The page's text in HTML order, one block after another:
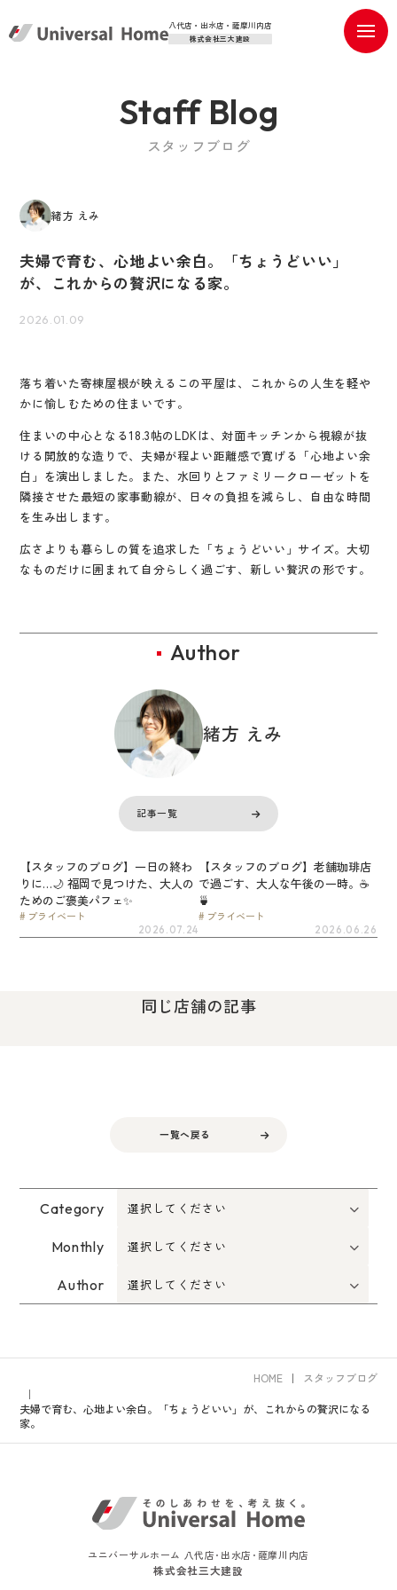
八代店・出水店・薩摩川内店
株式会社三大建設
Staff Blog
スタッフブログ
緒方 えみ
夫婦で育む、心地よい余白。「ちょうどいい」
が、これからの贅沢になる家。
2026.01.09
落ち着いた寄棟屋根が映えるこの平屋は、これからの人生を軽や
かに愉しむための住まいです。
住まいの中心となる18.3帖のLDKは、対面キッチンから視線が抜
ける開放的な造りで、夫婦が程よい距離感で寛げる「心地よい余
白」を演出しました。また、水回りとファミリークローゼットを
隣接させた最短の家事動線が、日々の負担を減らし、自由な時間
を生み出します。
広さよりも暮らしの質を追求した「ちょうどいい」サイズ。大切
なものだけに囲まれて自分らしく過ごす、新しい贅沢の形です。
Author
緒方 えみ
記事一覧
【スタッフのブログ】一日の終わ
りに…🌙 福岡で見つけた、大人の
ためのご褒美パフェ✨
プライベート
2026.07.24
【スタッフのブログ】老舗珈琲店
で過ごす、大人な午後の一時。☕
🍵
プライベート
2026.06.26
同じ店舗の記事
一覧へ戻る
Category
Monthly
Author
HOME スタッフブログ
夫婦で育む、心地よい余白。「ちょうどいい」が、これからの贅沢になる
家。
ユニバーサルホーム 八代店･出水店･薩摩川内店
株式会社三大建設